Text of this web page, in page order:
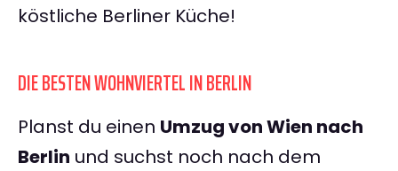
köstliche Berliner Küche!
DIE BESTEN WOHNVIERTEL IN BERLIN
Planst du einen Umzug von Wien nach
Berlin und suchst noch nach dem